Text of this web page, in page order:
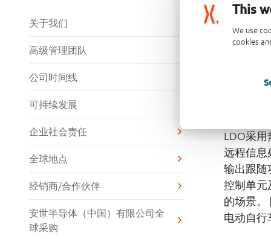
This
We use
cookies
关于我们
高级管理团队
公司时间线
可持续发展
企业社会责任
全球地点
经销商/合作伙伴
安世半导体（中国）有限公司全
球采购
级
LDO采用
远程信息
输出跟随
控制单元
的场景。
电动自行